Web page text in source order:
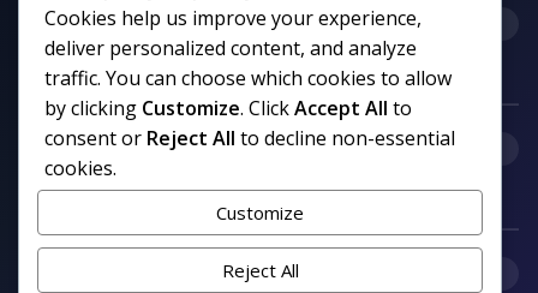
Categorias
Links uteis
Cookies help us improve your experience,
deliver personalized content, and analyze
traffic. You can choose which cookies to allow
by clicking Customize. ClickAccept All to
consent or Reject All to decline non-essential
cookies.
Customize
Reject All